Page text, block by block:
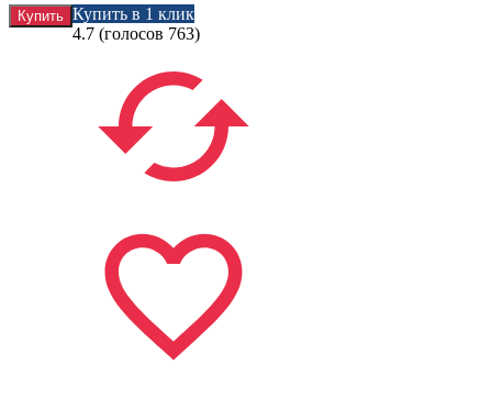
Купить в 1 клик
4.7 (голосов 763)